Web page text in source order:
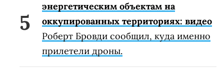
энергетическим объектам на
оккупированных территориях: видео
Роберт Бровди сообщил, куда именно
прилетели дроны.